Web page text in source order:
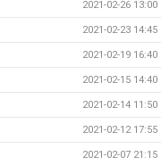
2021-02-26 13:00
2021-02-23 14:45
2021-02-19 16:40
2021-02-15 14:40
2021-02-14 11:50
2021-02-12 17:55
2021-02-07 21:15